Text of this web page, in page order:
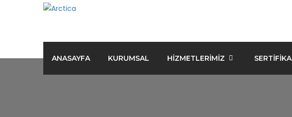
ANASAYFA KURUMSAL HIZMETLERIMIZ SERTIFIKA